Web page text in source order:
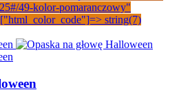
49-kolor-pomaranczowy"
string(7)